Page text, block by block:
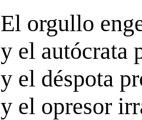
El orgullo
y el autócrata
y el déspota
y el opresor